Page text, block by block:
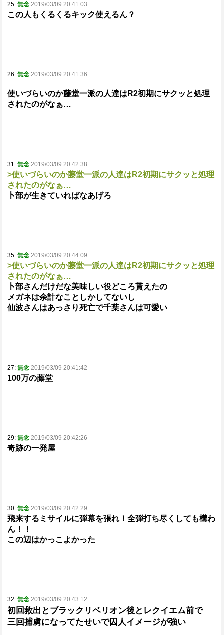
25: 無念 2019/03/09 20:41:03
この人もくるくるキック使えるん？
26: 無念 2019/03/09 20:41:36
使いづらいのか藤堂一派の人達はR2初期にサクッと処理
されたのがなぁ…
31: 無念 2019/03/09 20:42:38
>使いづらいのか藤堂一派の人達はR2初期にサクッと処理
されたのがなぁ…
卜部が生きていればなあげろ
35: 無念 2019/03/09 20:44:09
>使いづらいのか藤堂一派の人達はR2初期にサクッと処理
されたのがなぁ…
卜部さんだけだな美味しい役どころ貰えたの
メガネは余計なことしかしてないし
仙波さんはあっさり死亡で千葉さんは可愛い
27: 無念 2019/03/09 20:41:42
100万の藤堂
29: 無念 2019/03/09 20:42:26
奇跡の一発屋
30: 無念 2019/03/09 20:42:29
飛来するミサイルに弾幕を張れ！全弾打ち尽くしても構わ
ん！！
この辺はかっこよかった
32: 無念 2019/03/09 20:43:12
初回救出とブラックリベリオン後とレクイエム前で
三回捕虜になってたせいで囚人イメージが強い